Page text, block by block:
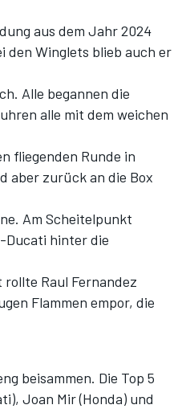
aus dem Jahr 2024
den Winglets blieb auch er
Alle begannen die
alle mit dem weichen
fliegenden Runde in
aber zurück an die Box
Am Scheitelpunkt
Ducati hinter die
Raul Fernandez
Flammen empor, die
beisammen. Die Top 5
Joan Mir (Honda) und